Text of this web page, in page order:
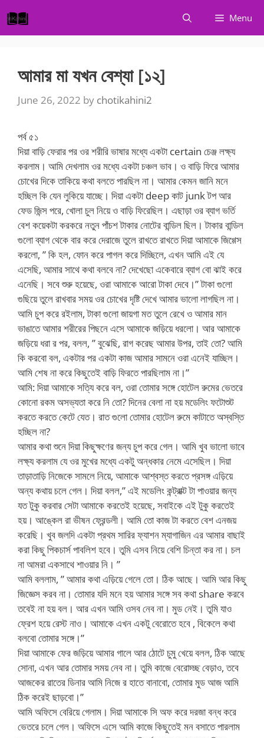
to
content
Menu
আমার মা যখন বেশ্যা [১২]
June 26, 2022 by chotikahini2
পর্ব ৫১
দিয়া বাড়ি ফেরার পর ওর শরীরি ভাষার মধ্যে একটা certain চেঞ্জ লক্ষ্য
করলাম। আমি দেখলাম ওর মধ্যে একটা চঞ্চল ভাব। ও বাড়ি ফিরে আমার
চোখের দিকে তাকিয়ে কথা বলতে পারছিল না। আমার কেমন জানি মনে
হচ্ছিল কি যেন লুকিয়ে যাচ্ছে। দিয়া একটা deep কাট junk টপ আর
ফেড জিন্স পরে, খোলা চুল নিয়ে ও বাড়ি ফিরেছিল। এছাড়া ওর ব্যাগ ভর্তি
বেশ কয়েকটা করকরে নতুন পাঁচশ টাকার নোটের বান্ডিল ছিল। টাকার বান্ডিল
গুলো ব্যাগ থেকে বার করে দেরাজে তুলে রাখতে রাখতে দিয়া আমাকে জিগ্গেস
করলো, ” কি হল, ফোন করে পাগল করে দিচ্ছিলে, এখন আমি এই যে
এসেছি, আমার সাথে কথা বলবে না? দেখেছো একেবারে ব্যাগ বো ঝাই করে
এনেছি। সবে শুরু হয়েছে, ওরা আমাকে আরো টাকা দেবে।” টাকা গুলো
গুছিয়ে তুলে রাখবার সময় ওর চোখের দৃষ্টি দেখে আমার ভালো লাগছিল না।
আমি চুপ করে রইলাম, টাকা গুলো জায়গা মত তুলে রেখে ও আমার মান
ভাঙাতে আমার শরীরের পিছনে এসে আমাকে জড়িয়ে ধরলো। আর আমাকে
জড়িয়ে ধরা র পর, বলল, ” বুঝেছি, রাগ করেছ আমার উপর, তাই তো? আমি
কি করবো বল, একটার পর একটা কাজ আমার সামনে ওরা এনেই যাচ্ছিল।
আমি শেষ না করে কিছুতেই বাড়ি ফিরতে পারছিলাম না।”
আমি: দিয়া আমাকে সত্যি করে বল, ওরা তোমার সঙ্গে হোটেল রুমের ভেতরে
কোনো রকম অসভ্যতা করে নি তো? দিনের বেলা না হয় মডেলিং ফটোশুট
করতে করতে কেটে যেত। রাত গুলো তোমার হোটেল রুমে কাটাতে অস্বস্তি
হচ্ছিল না?
আমার কথা শুনে দিয়া কিছুক্ষণের জন্য চুপ করে গেল। আমি খুব ভালো ভাবে
লক্ষ্য করলাম যে ওর মুখের মধ্যে একটু অন্ধকার নেমে এসেছিল। দিয়া
তাড়াতাড়ি নিজেকে সামলে নিয়ে, আমাকে আশ্বস্ত করতে প্রসঙ্গ এড়িয়ে
অন্য কথায় চলে গেল। দিয়া বলল,” এই মডেলিং কন্ট্রাক্ট টা পাওয়ার জন্য
যত টুকু করবার সেটা আমাকে করতেই হয়েছে, সবাইকে এই টুকু করতেই
হয়। আঙ্কেল রা ভীষন ফ্রেন্ডলী। আমি তো কাজ টা করতে বেশ এনজয়
করেছি। খুব জলদি একটা প্রথম সারির ফ্যাশন ম্যাগাজিন এর আমার বাছাই
করা কিছু পিকচার্স পাবলিশ হবে। তুমি এসব নিয়ে বেশি চিন্তা কর না। চল
না আমরা একসাথে শাওয়ার নি। ”
আমি বললাম, ” আমার কথা এড়িয়ে গেলে তো। ঠিক আছে। আমি আর কিছু
জিজ্ঞেস করব না। তোমার যদি মনে হয় আমার সঙ্গে সব কথা share করবে
তবেই না হয় বল। আর এখন আমি ওসব নেব না। মুড নেই। তুমি যাও
ফ্রেশ হয়ে রেস্ট নাও। আমাকে এখন একটু বেরোতে হবে , বিকেলে কথা
বলবো তোমার সঙ্গে।”
দিয়া আমাকে ফের জড়িয়ে আমার গালে আর ঠোটে চুমু খেয়ে বলল, ঠিক আছে
সোনা, এখন আর তোমার সময় নেব না। তুমি কাজে বেরোচ্চ্ছ বেড়াও, তবে
আজকের রাতের ডিনার আমি নিজে র হাতে বানাবো, তোমার মুড আজ আমি
ঠিক করেই ছাড়বো।”
আমি অফিসে বেরিয়ে গেলাম। দিয়া আমাকে সি অফ করে দরজা বন্ধ করে
ভেতরে চলে গেল। অফিসে এসে আমি কাজে কিছুতেই মন বসাতে পারলাম